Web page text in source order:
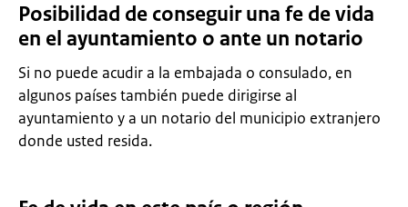
Posibilidad de conseguir una fe de vida
en el ayuntamiento o ante un notario
Si no puede acudir a la embajada o consulado, en
algunos países también puede dirigirse al
ayuntamiento y a un notario del municipio extranjero
donde usted resida.